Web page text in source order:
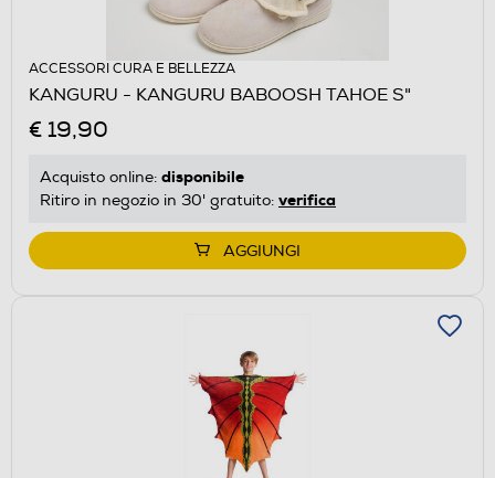
ACCESSORI CURA E BELLEZZA
KANGURU - KANGURU BABOOSH TAHOE S"
€ 19,90
Acquisto online: disponibile
Ritiro in negozio in 30' gratuito: verifica
AGGIUNGI